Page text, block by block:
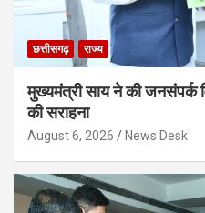
छत्तीसगढ़ राज्य
मुख्यमंत्री साय ने की जनसंपर्क
की सराहना
August 6, 2026 News Desk